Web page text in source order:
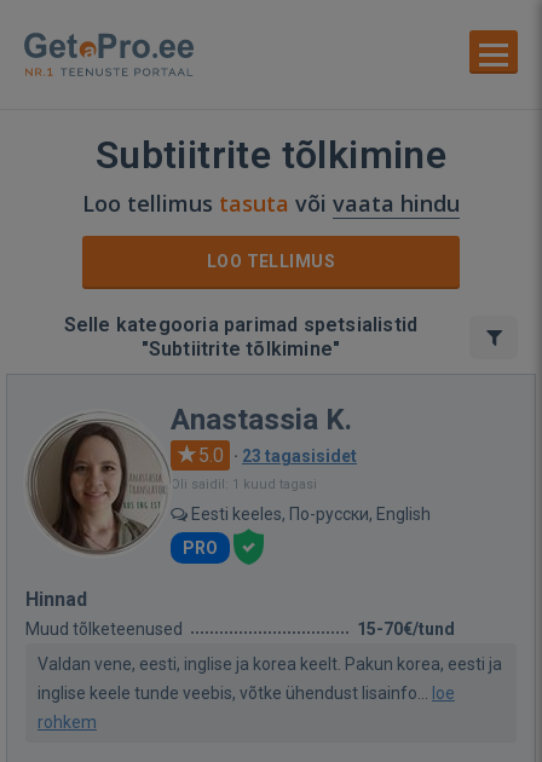
Subtiitrite tõlkimine
Loo tellimus tasuta või vaata hindu
LOO TELLIMUS
Selle kategooria parimad spetsialistid
"Subtiitrite tõlkimine"
Anastassia K.
5.0 · 23 tagasisidet
Oli saidil: 1 kuud tagasi
Eesti keeles, По-русски, English
PRO
Hinnad
Muud tõlketeenused
15-70€/tund
Valdan vene, eesti, inglise ja korea keelt. Pakun korea, eesti ja
inglise keele tunde veebis, võtke ühendust lisainfo...
loe
rohkem